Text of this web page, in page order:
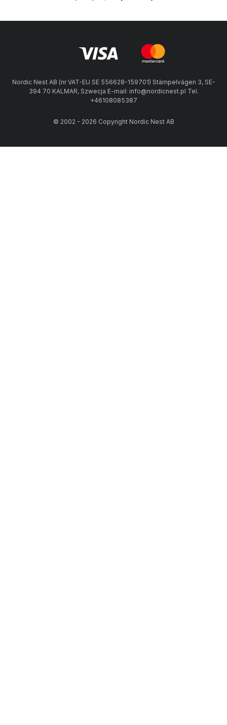
Nordic Nest AB (nr VAT-EU SE 556628-159701) Stämpelvägen 3, SE-
394 70 KALMAR, Szwecja E-mail: info@nordicnest.pl Tel.
+46108085387
© 2002 - 2026 Copyright Nordic Nest AB